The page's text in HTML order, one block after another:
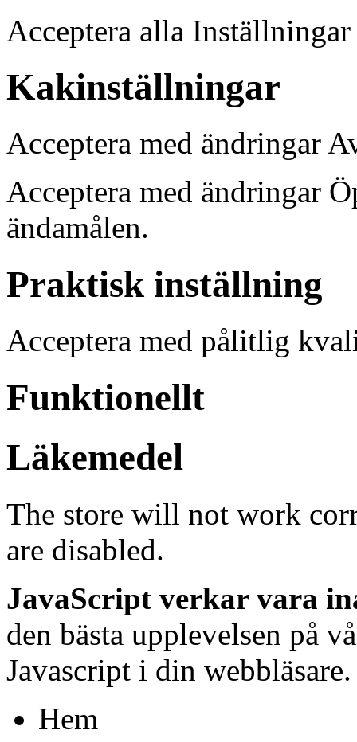
Acceptera alla
Kakinställningar
Acceptera med ändringar
Acceptera med ändringar
ändamålen.
Praktisk inställning
Acceptera med pålitlig
Funktionellt
Läkemedel
The store will not work
are disabled.
JavaScript verkar vara
den bästa upplevelsen på
Javascript i din webbläsare.
Hem